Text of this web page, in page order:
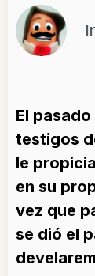
El
testigos
le
en su
vez que
se dió el